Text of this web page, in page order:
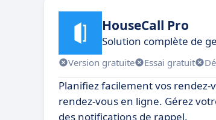
HouseCall Pro
Solution complète de
Version gratuite Essai gratuit
Planifiez facilement vos rendez-
rendez-vous en ligne. Gérez
des notifications de rappel.